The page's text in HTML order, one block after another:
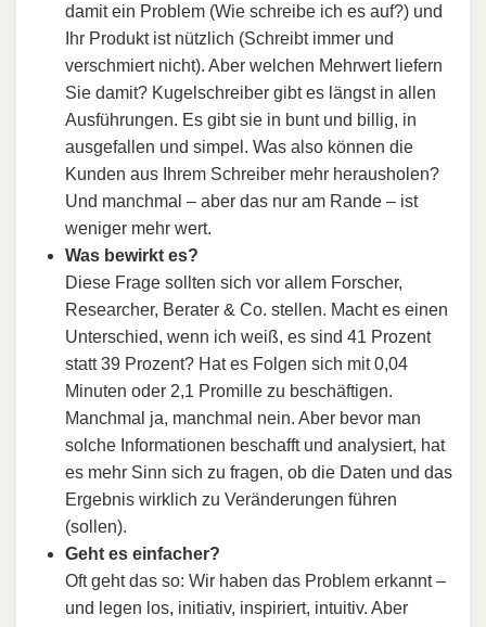
damit ein Problem (Wie schreibe ich es auf?) und
Ihr Produkt ist nützlich (Schreibt immer und
verschmiert nicht). Aber welchen Mehrwert liefern
Sie damit? Kugelschreiber gibt es längst in allen
Ausführungen. Es gibt sie in bunt und billig, in
ausgefallen und simpel. Was also können die
Kunden aus Ihrem Schreiber mehr herausholen?
Und manchmal – aber das nur am Rande – ist
weniger mehr wert.
Was bewirkt es?
Diese Frage sollten sich vor allem Forscher,
Researcher, Berater & Co. stellen. Macht es einen
Unterschied, wenn ich weiß, es sind 41 Prozent
statt 39 Prozent? Hat es Folgen sich mit 0,04
Minuten oder 2,1 Promille zu beschäftigen.
Manchmal ja, manchmal nein. Aber bevor man
solche Informationen beschafft und analysiert, hat
es mehr Sinn sich zu fragen, ob die Daten und das
Ergebnis wirklich zu Veränderungen führen
(sollen).
Geht es einfacher?
Oft geht das so: Wir haben das Problem erkannt –
und legen los, initiativ, inspiriert, intuitiv. Aber